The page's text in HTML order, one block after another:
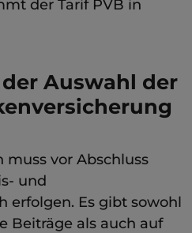
der Tarif PVB in
Auswahl der
muss vor Abschluss
und
erfolgen. Es gibt sowohl
Beiträge als auch auf